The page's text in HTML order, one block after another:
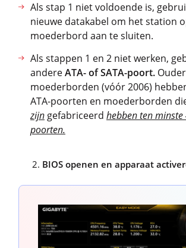
Als stap 1 niet voldoende is,
nieuwe datakabel om het station
moederbord aan te sluiten.
Als stappen 1 en 2 niet werken,
andereATA- of SATA-poort.
moederborden (vóór 2006)
ATA-poorten en moederborden
zijn gefabriceerd hebben ten minste
poorten.
BIOS openen en apparaat